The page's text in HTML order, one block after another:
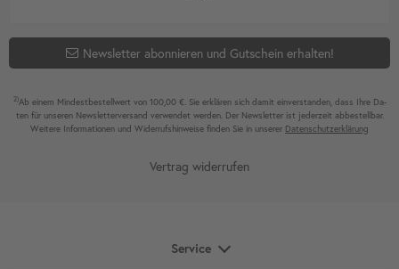
Newsletter abonnieren und Gutschein erhalten!
2)Ab einem Mindest­bestell­wert von 100,00 €. Sie erklären sich damit ein­ver­standen, dass Ihre Da­
ten für unseren News­letter­versand ver­wen­det werden. Der News­letter ist jeder­zeit ab­bestel­lbar.
Weitere Infor­mationen und Wider­rufshin­weise finden Sie in unserer Daten­schutz­erklärung
Vertrag widerrufen
Service